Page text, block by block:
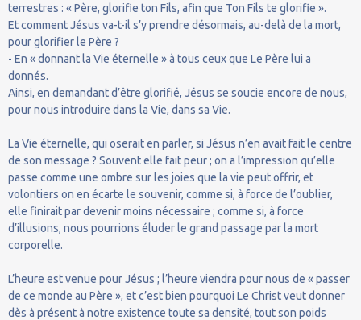
terrestres : « Père, glorifie ton Fils, afin que Ton Fils te glorifie ».
Et comment Jésus va-t-il s’y prendre désormais, au-delà de la mort,
pour glorifier le Père ?
- En « donnant la Vie éternelle » à tous ceux que Le Père lui a
donnés.
Ainsi, en demandant d’être glorifié, Jésus se soucie encore de nous,
pour nous introduire dans la Vie, dans sa Vie.
La Vie éternelle, qui oserait en parler, si Jésus n’en avait fait le centre
de son message ? Souvent elle fait peur ; on a l’impression qu’elle
passe comme une ombre sur les joies que la vie peut offrir, et
volontiers on en écarte le souvenir, comme si, à force de l’oublier,
elle finirait par devenir moins nécessaire ; comme si, à force
d’illusions, nous pourrions éluder le grand passage par la mort
corporelle.
L’heure est venue pour Jésus ; l’heure viendra pour nous de « passer
de ce monde au Père », et c’est bien pourquoi Le Christ veut donner
dès à présent à notre existence toute sa densité, tout son poids